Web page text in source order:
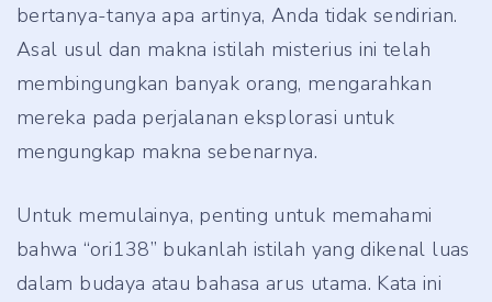
bertanya-tanya apa artinya, Anda tidak sendirian.
Asal usul dan makna istilah misterius ini telah
membingungkan banyak orang, mengarahkan
mereka pada perjalanan eksplorasi untuk
mengungkap makna sebenarnya.
Untuk memulainya, penting untuk memahami
bahwa “ori138” bukanlah istilah yang dikenal luas
dalam budaya atau bahasa arus utama. Kata ini